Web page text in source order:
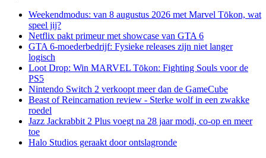
Weekendmodus: van 8 augustus 2026 met Marvel Tōkon, wat
speel jij?
Netflix pakt primeur met showcase van GTA 6
GTA 6-moederbedrijf: Fysieke releases zijn niet langer
logisch
Loot Drop: Win MARVEL Tōkon: Fighting Souls voor de
PS5
Nintendo Switch 2 verkoopt meer dan de GameCube
Beast of Reincarnation review - Sterke wolf in een zwakke
roedel
Jazz Jackrabbit 2 Plus voegt na 28 jaar modi, co-op en meer
toe
Halo Studios geraakt door ontslagronde